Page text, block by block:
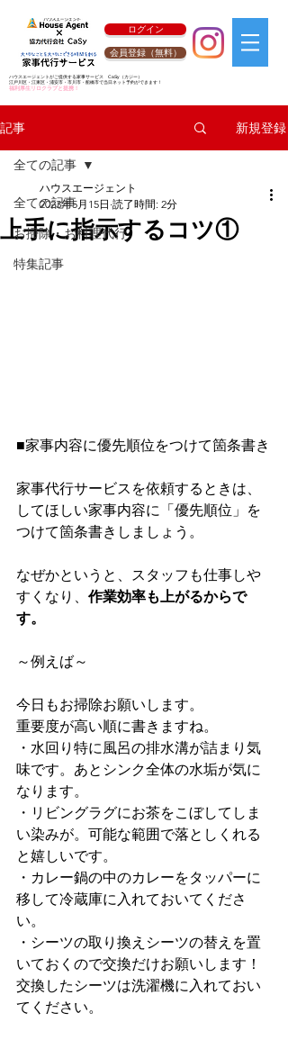
ログイン
会員登録（無料）
ハウスエージェントがご提供する家事サービス CaSy （カジー）
江戸川区・江東区・浦安市・市川市・船橋市で当日ネット予約ができます！
福利厚生リロクラブと提携！
記事 新規登録
全ての記事
お掃除・お料理代行
特集記事
全ての記事
上手に指示するコツ①
ハウスエージェント
2023年5月15日 読了時間: 2分
■家事内容に優先順位をつけて箇条書き
家事代行サービスを依頼するときは、
してほしい家事内容に「優先順位」を
つけて箇条書きしましょう。
なぜかというと、スタッフも仕事しや
すくなり、 作業効率も上がるからで
す。
～例えば～
今日もお掃除お願いします。
重要度が高い順に書きますね。
・水回り特に風呂の排水溝が詰まり気
味です。あとシンク全体の水垢が気に
なります。
・リビングラグにお茶をこぼしてしま
い染みが。可能な範囲で落としくれる
と嬉しいです。
・カレー鍋の中のカレーをタッパーに
移して冷蔵庫に入れておいてくださ
い。
・シーツの取り換えシーツの替えを置
いておくので交換だけお願いします！
交換したシーツは洗濯機に入れておい
てください。